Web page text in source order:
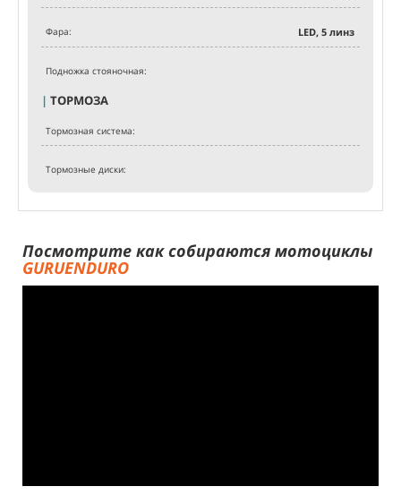
Фара: LED, 5 линз
Подножка стояночная:
| ТОРМОЗА
Тормозная система:
Тормозные диски:
Посмотрите как собираются мотоциклы
GURUENDURO